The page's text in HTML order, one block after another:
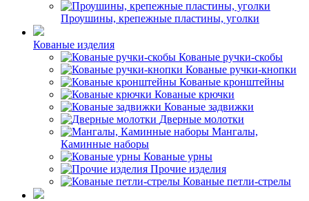
Проушины, крепежные пластины, уголки
Кованые изделия
Кованые ручки-скобы
Кованые ручки-кнопки
Кованые кронштейны
Кованые крючки
Кованые задвижки
Дверные молотки
Мангалы,
Каминные наборы
Кованые урны
Прочие изделия
Кованые петли-стрелы